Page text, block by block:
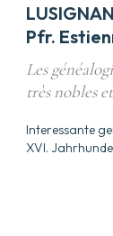
Pfr.
Les
très nobles
Interessante
XVI.